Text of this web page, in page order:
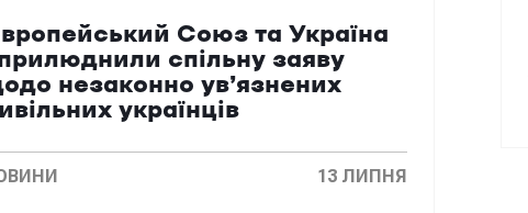
Союз та Україна
спільну заяву
незаконно ув’язнених
українців
13 ЛИПНЯ